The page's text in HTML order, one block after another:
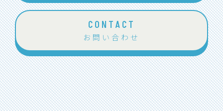
CONTACT
お問い合わせ